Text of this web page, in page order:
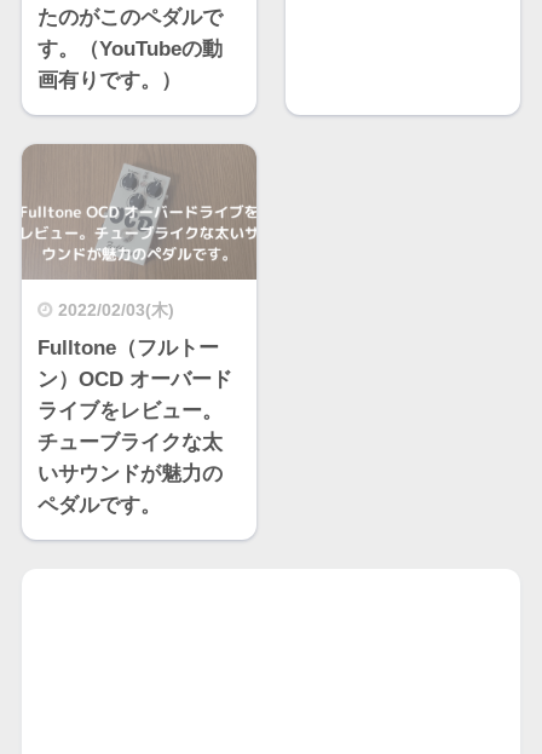
たのがこのペダルで
す。（YouTubeの動
画有りです。）
2022/02/03(木)
Fulltone（フルトー
ン）OCD オーバード
ライブをレビュー。
チューブライクな太
いサウンドが魅力の
ペダルです。